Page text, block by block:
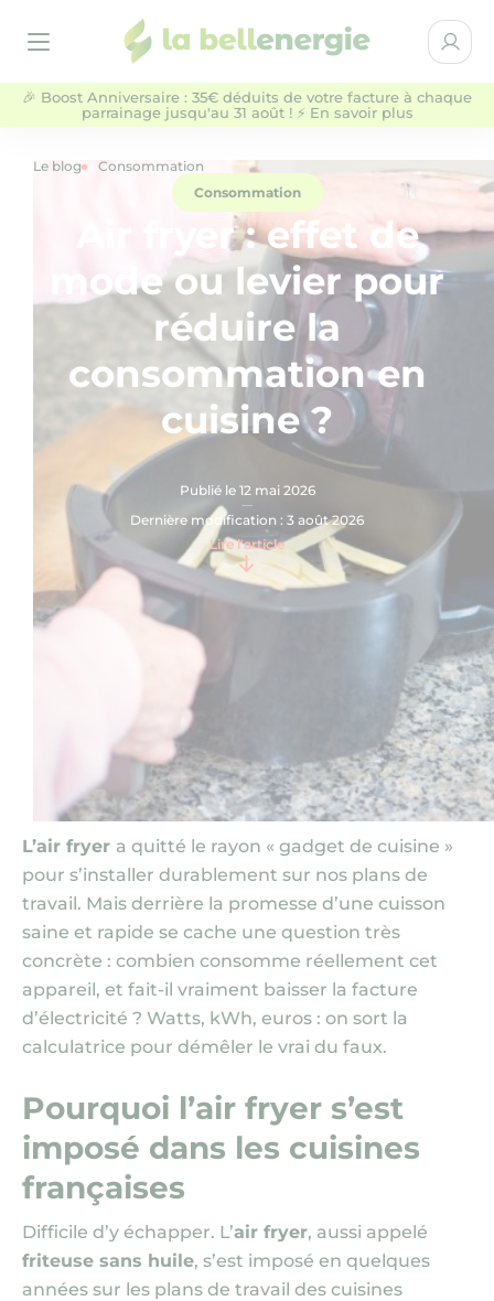
Ouvrir le menu
la bellenergie
NOS OFFRES D'ÉLECTRICITÉ
QUI SOMMES-NOUS ?
Nous contacter
🎉 Boost Anniversaire : 35€ déduits de votre facture à chaque
parrainage jusqu'au 31 août ! ⚡ En savoir plus
Le blog
Consommation
Consommation
Air fryer : effet de
mode ou levier pour
réduire la
consommation en
cuisine ?
Publié le 12 mai 2026
Dernière modification : 3 août 2026
Lire l'article
L’air fryer a quitté le rayon « gadget de cuisine »
pour s’installer durablement sur nos plans de
travail. Mais derrière la promesse d’une cuisson
saine et rapide se cache une question très
concrète : combien consomme réellement cet
appareil, et fait-il vraiment baisser la facture
d’électricité ? Watts, kWh, euros : on sort la
calculatrice pour démêler le vrai du faux.
Pourquoi l’air fryer s’est
imposé dans les cuisines
françaises
Difficile d’y échapper. L’air fryer, aussi appelé
friteuse sans huile, s’est imposé en quelques
années sur les plans de travail des cuisines